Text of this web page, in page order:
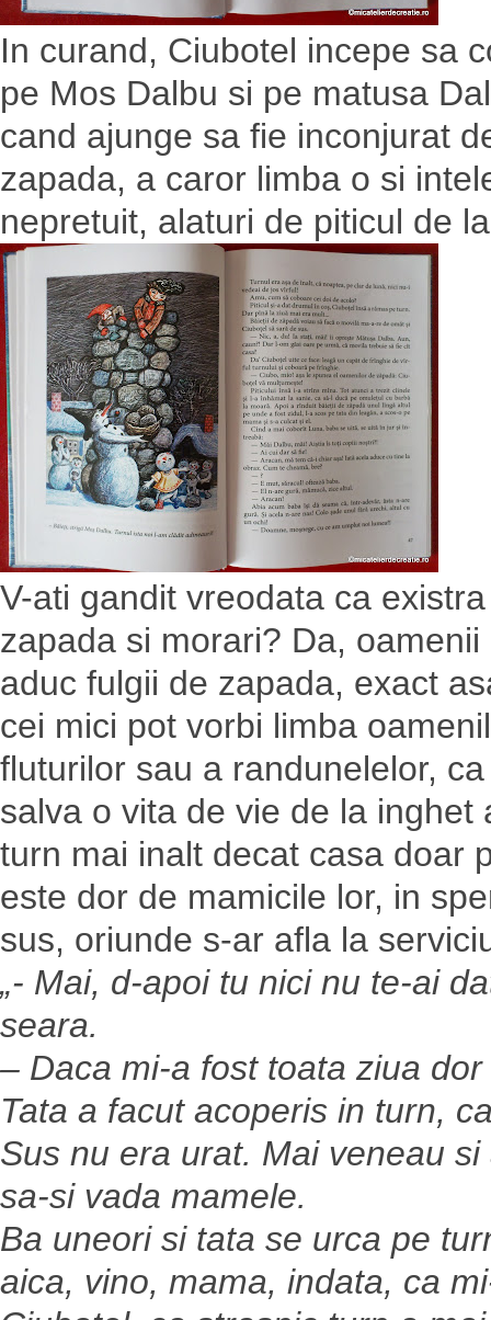
In curand, Ciubotel incepe sa
pe Mos Dalbu si pe matusa
cand ajunge sa fie inconjurat
zapada, a caror limba o si
nepretuit, alaturi de piticul de
V-ati gandit vreodata ca
zapada si morari? Da,
aduc fulgii de zapada, exact
cei mici pot vorbi limba
fluturilor sau a randunelelor,
salva o vita de vie de la
turn mai inalt decat casa doar
este dor de mamicile lor, in
sus, oriunde s-ar afla la
„- Mai, d-apoi tu nici nu te-ai
seara.
– Daca mi-a fost toata ziua
Tata a facut acoperis in turn,
Sus nu era urat. Mai veneau
sa-si vada mamele.
Ba uneori si tata se urca pe
aica, vino, mama, indata, ca